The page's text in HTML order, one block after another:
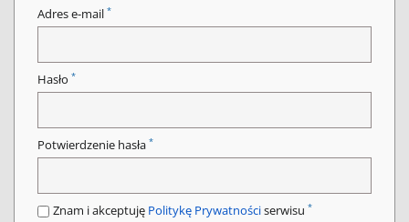
Adres e-mail *
Hasło *
Potwierdzenie hasła *
Znam i akceptuję Politykę Prywatnościserwisu *